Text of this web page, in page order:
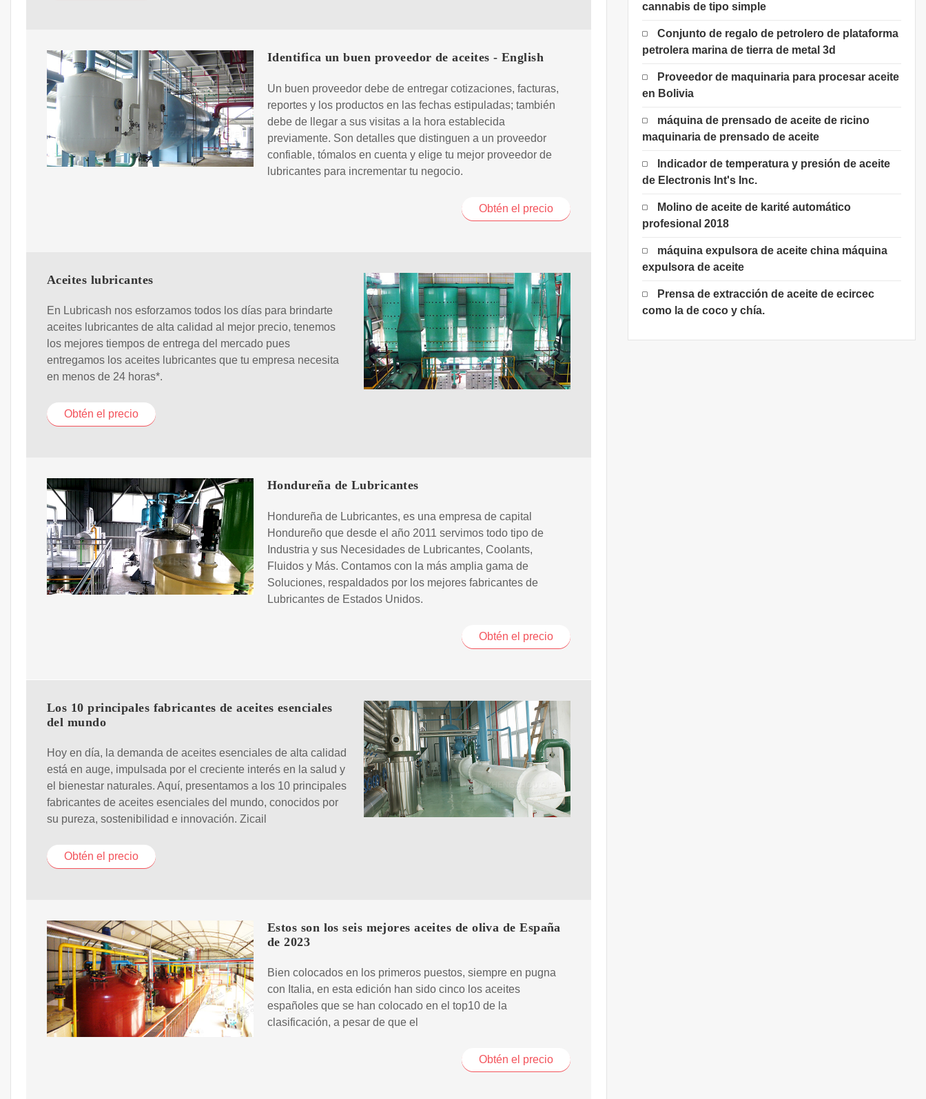
Identifica un buen proveedor de aceites - English
Un buen proveedor debe de entregar cotizaciones, facturas,
reportes y los productos en las fechas estipuladas; también
debe de llegar a sus visitas a la hora establecida
previamente. Son detalles que distinguen a un proveedor
confiable, tómalos en cuenta y elige tu mejor proveedor de
lubricantes para incrementar tu negocio.
Obtén el precio
Aceites lubricantes
En Lubricash nos esforzamos todos los días para brindarte
aceites lubricantes de alta calidad al mejor precio, tenemos
los mejores tiempos de entrega del mercado pues
entregamos los aceites lubricantes que tu empresa necesita
en menos de 24 horas*.
Obtén el precio
Hondureña de Lubricantes
Hondureña de Lubricantes, es una empresa de capital
Hondureño que desde el año 2011 servimos todo tipo de
Industria y sus Necesidades de Lubricantes, Coolants,
Fluidos y Más. Contamos con la más amplia gama de
Soluciones, respaldados por los mejores fabricantes de
Lubricantes de Estados Unidos.
Obtén el precio
Los 10 principales fabricantes de aceites esenciales
del mundo
Hoy en día, la demanda de aceites esenciales de alta calidad
está en auge, impulsada por el creciente interés en la salud y
el bienestar naturales. Aquí, presentamos a los 10 principales
fabricantes de aceites esenciales del mundo, conocidos por
su pureza, sostenibilidad e innovación. Zicail
Obtén el precio
Estos son los seis mejores aceites de oliva de España
de 2023
Bien colocados en los primeros puestos, siempre en pugna
con Italia, en esta edición han sido cinco los aceites
españoles que se han colocado en el top10 de la
clasificación, a pesar de que el
Obtén el precio
cannabis de tipo simple
Conjunto de regalo de petrolero de plataforma
petrolera marina de tierra de metal 3d
Proveedor de maquinaria para procesar aceite
en Bolivia
máquina de prensado de aceite de ricino
maquinaria de prensado de aceite
Indicador de temperatura y presión de aceite
de Electronis Int's Inc.
Molino de aceite de karité automático
profesional 2018
máquina expulsora de aceite china máquina
expulsora de aceite
Prensa de extracción de aceite de ecircec
como la de coco y chía.